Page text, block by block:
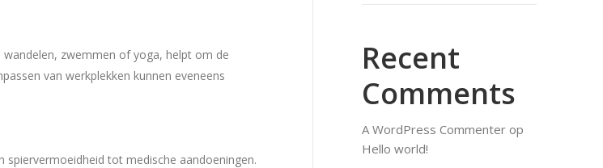
zwemmen of yoga, helpt om de
van werkplekken kunnen eveneens
spiervermoeidheid tot medische aandoeningen.
Recent
Comments
A WordPress Commenter op
Hello world!